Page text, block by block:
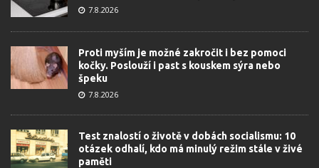
7.8.2026
Proti myším je možné zakročit i bez pomoci
kočky. Poslouží i past s kouskem sýra nebo
špeku
7.8.2026
Test znalostí o životě v dobách socialismu: 10
otázek odhalí, kdo má minulý režim stále v živé
paměti